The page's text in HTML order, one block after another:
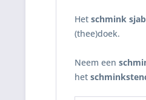
Het schmink
(thee)doek.
Neem een
het